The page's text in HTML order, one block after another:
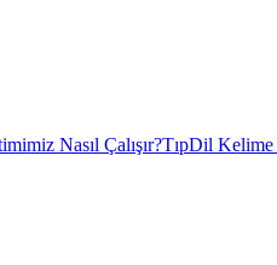
Nasıl Çalışır?TıpDil